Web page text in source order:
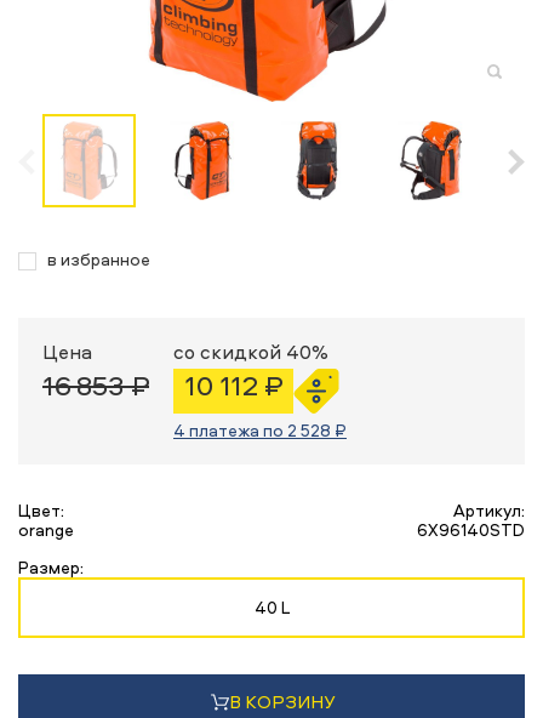
в избранное
Цена
16 853 ₽
со скидкой 40%
10 112 ₽
4 платежа по 2 528 ₽
Цвет:
orange
Артикул:
6X96140STD
Размер:
40 L
В КОРЗИНУ